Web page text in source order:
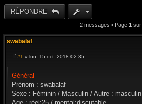
RÉPONDRE
2 messages • Page 1 sur
swabalaf
s
s
a
e
#1 » lun. 15 oct. 2018 02:35
Général
Prénom : swabalaf
Sexe : Féminin / Masculin / Autre : masculin